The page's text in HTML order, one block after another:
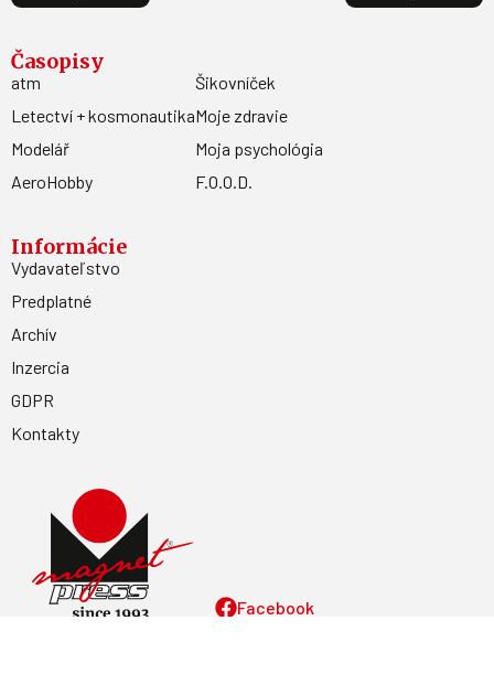
Facebook
Časopisy
atm
Letectví + kosmonautika
Modelář
AeroHobby
Šikovníček
Moje zdravie
Moja psychológia
F.O.O.D.
Informácie
Vydavateľstvo
Predplatné
Archív
Inzercia
GDPR
Kontakty